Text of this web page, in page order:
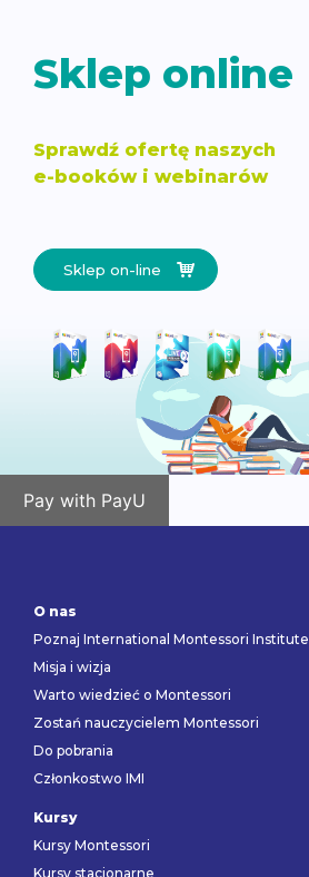
Sklep online
Sprawdź ofertę naszych
e-booków i webinarów
Sklep on-line
Pay with PayU
O nas
Poznaj International Montessori Institute
Misja i wizja
Warto wiedzieć o Montessori
Zostań nauczycielem Montessori
Do pobrania
Członkostwo IMI
Kursy
Kursy Montessori
Kursy stacjonarne